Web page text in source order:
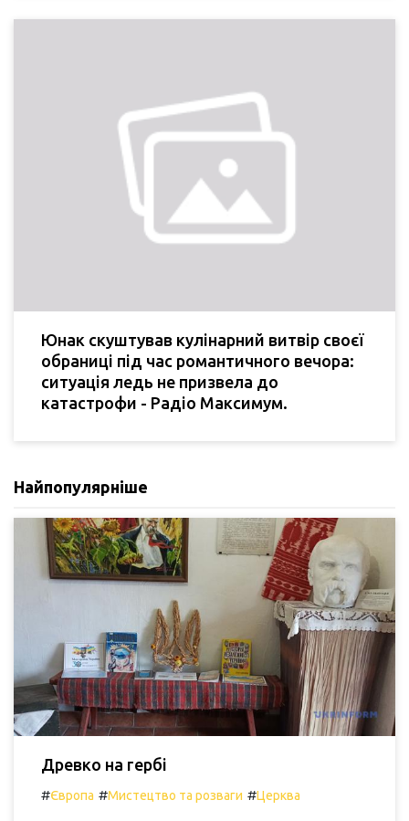
Юнак скуштував кулінарний витвір своєї
обраниці під час романтичного вечора:
ситуація ледь не призвела до
катастрофи - Радіо Максимум.
Найпопулярніше
Древко на гербі
#Європа #Мистецтво та розваги #Церква